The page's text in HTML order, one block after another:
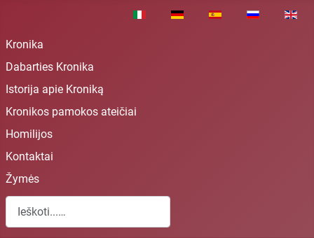
Pasirinkite savo kalbą
Kronika
Dabarties Kronika
Istorija apie Kroniką
Kronikos pamokos ateičiai
Homilijos
Kontaktai
Žymės
Paieška